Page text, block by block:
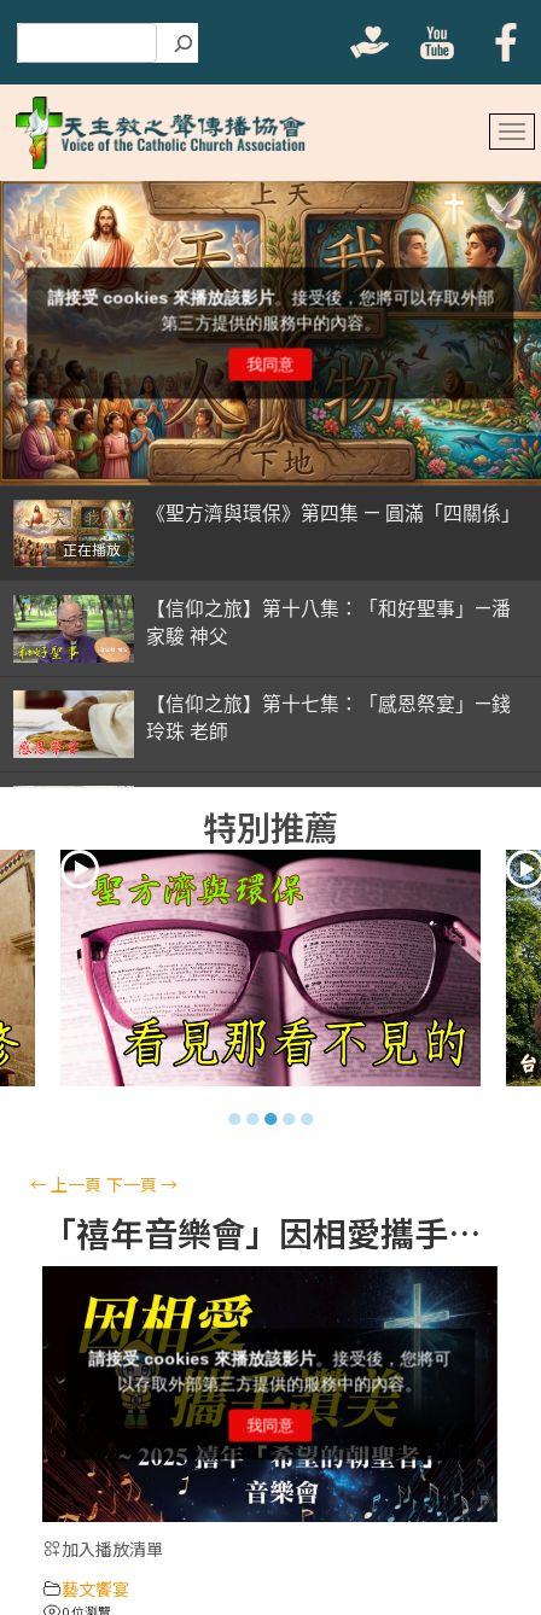
正在播放
《聖方濟與環保》第四集 — 圓滿「四關係」
【信仰之旅】第十八集：「和好聖事」—潘
家駿 神父
【信仰之旅】第十七集：「感恩祭宴」—錢
玲珠 老師
錢玲珠 老師
【信仰之旅】第十五集：「入門聖事」—錢
玲珠 老師
【信仰之旅】第十四集：「天主十誡(下)」
—金毓瑋 神父
【信仰之旅】第十三集：「天主十誡(上)」
—金毓瑋 神父
【信仰之旅】第十二集：「聖母、聖人」—
高樂祈 修女
【信仰之旅】第十一集：「教 會」(推廣片)
【信仰之旅】第十一集：「教 會」—林必能
神父
【信仰之旅】第十集：「逾越奧蹟」— 錢玲
珠老師
(5)黃敏正主教帶你做「四旬期避靜」—【逾
特別推薦
●●●●●
← 上一頁 下一頁→
「禧年音樂會」因相愛攜手讚美（預告一）
加入播放清單
藝文饗宴